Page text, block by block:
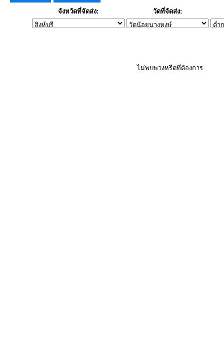
จังหวัดที่จัดส่ง: วัดที่จัดส่ง:
ไม่พบพวงหรีดที่ต้องการ